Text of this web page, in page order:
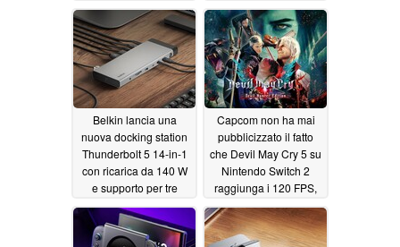
la configurazione della
vostra scrivania
07/31/2026
diventare il rivale di
Logitech07/29/2026
Belkin lancia una
nuova docking station
Thunderbolt 5 14-in-1
con ricarica da 140 W
e supporto per tre
display 4K06/28/2026
Capcom non ha mai
pubblicizzato il fatto
che Devil May Cry 5 su
Nintendo Switch 2
raggiunga i 120 FPS,
superando le
prestazioni della
versione per PS4